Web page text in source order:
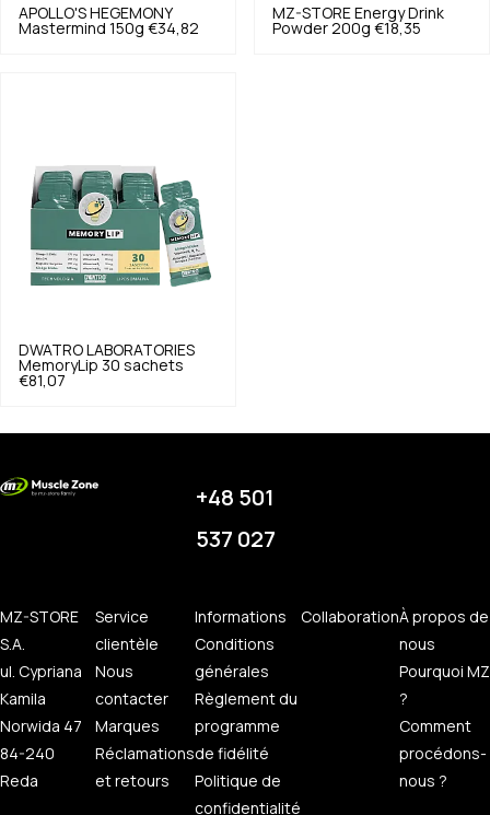
APOLLO'S HEGEMONY
Mastermind 150g €34,82
MZ-STORE Energy Drink
Powder 200g €18,35
DWATRO LABORATORIES
MemoryLip 30 sachets
€81,07
+48 501
537 027
MZ-STORE
S.A.
ul. Cypriana
Kamila
Norwida 47
84-240
Reda
Service
clientèle
Nous
contacter
Marques
Réclamations
et retours
Informations
Conditions
générales
Règlement du
programme
de fidélité
Politique de
confidentialité
CollaborationÀ propos de
nous
Pourquoi MZ
?
Comment
procédons-
nous ?